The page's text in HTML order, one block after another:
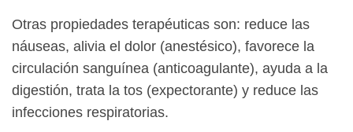
Otras propiedades terapéuticas son: reduce las
náuseas, alivia el dolor (anestésico), favorece la
circulación sanguínea (anticoagulante), ayuda a la
digestión, trata la tos (expectorante) y reduce las
infecciones respiratorias.